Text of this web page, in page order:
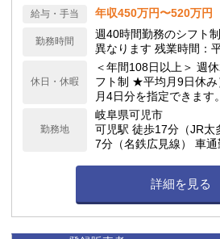
給与・手当 年収450万円〜520万円
勤務時間
週40時間勤務のシフト
異なります 残業時間：
休日・休暇
＜年間108日以上＞ 週
フト制 ★平均月9日休み
月4日分を指定できます
有給休暇／サマーバケ
休暇制度）★最大6連休
下部へ記載
勤務地
岐阜県可児市
可児駅 徒歩17分（JR太
7分（名鉄広見線） 車
詳細を見る